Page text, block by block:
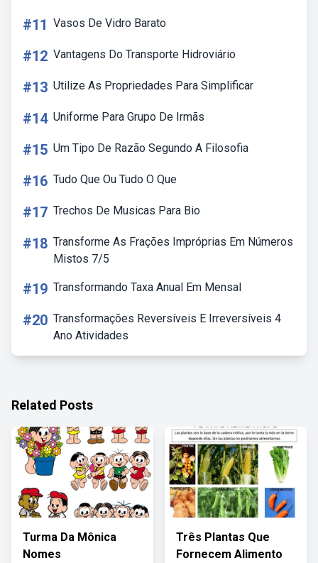
#11 Vasos De Vidro Barato
#12 Vantagens Do Transporte Hidroviário
#13 Utilize As Propriedades Para Simplificar
#14 Uniforme Para Grupo De Irmãs
#15 Um Tipo De Razão Segundo A Filosofia
#16 Tudo Que Ou Tudo O Que
#17 Trechos De Musicas Para Bio
#18 Transforme As Frações Impróprias Em Números
Mistos 7/5
#19 Transformando Taxa Anual Em Mensal
#20 Transformações Reversíveis E Irreversíveis 4
Ano Atividades
Related Posts
Turma Da Mônica
Nomes
Três Plantas Que
Fornecem Alimento